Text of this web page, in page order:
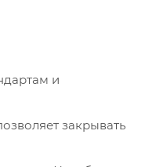
и
закрывать